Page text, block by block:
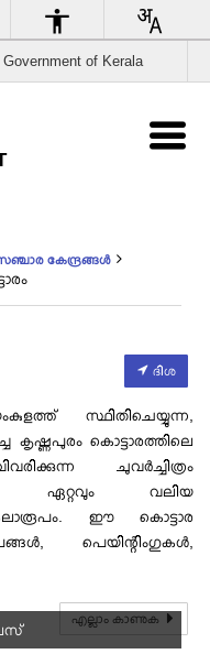
Government of Kerala
കേന്ദ്രങ്ങൾ
ദിശ
സ്ഥിതിചെയ്യുന്ന,
കൃഷ്ണപുരം കൊട്ടാരത്തിലെ
ചുവര്‍ച്ചിത്രം
ഏറ്റവും വലിയ
ഈ കൊട്ടാര
പെയിന്റിംഗുകൾ,
എല്ലാം കാണുക